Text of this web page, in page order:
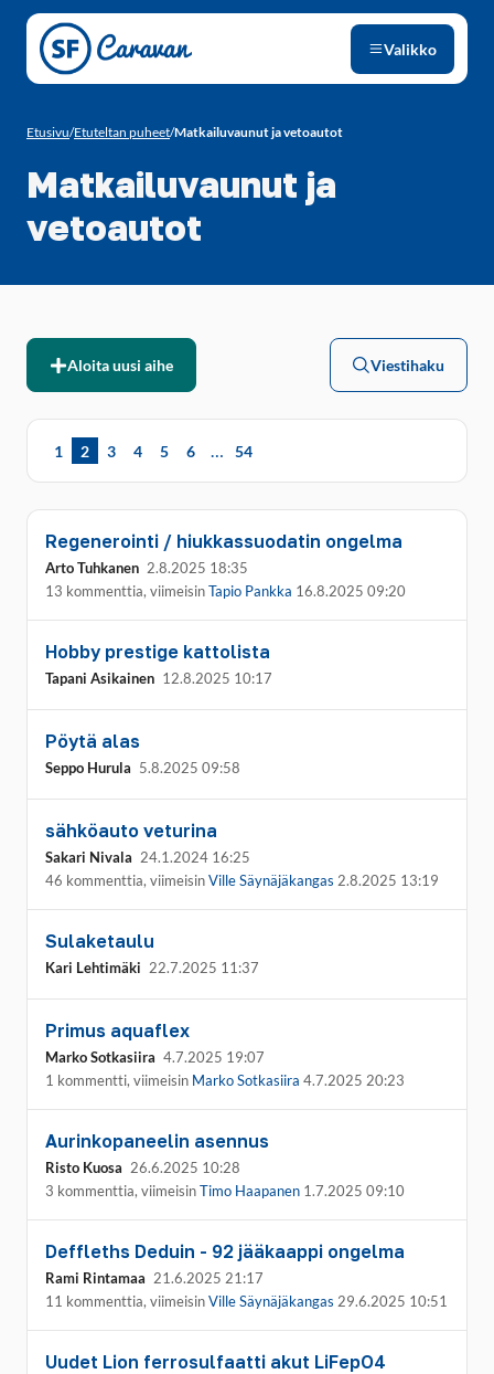
Siirry sivun sisältöön
Valikko
Etusivu/Etuteltan puheet/Matkailuvaunut ja vetoautot
Matkailuvaunut ja
vetoautot
Aloita uusi aihe Viestihaku
1 2 3 4 5 6 … 54
Regenerointi / hiukkassuodatin ongelma
Arto Tuhkanen 2.8.2025 18:35
13 kommenttia, viimeisinTapio Pankka 16.8.2025 09:20
Hobby prestige kattolista
Tapani Asikainen 12.8.2025 10:17
Pöytä alas
Seppo Hurula 5.8.2025 09:58
sähköauto veturina
Sakari Nivala 24.1.2024 16:25
46 kommenttia, viimeisinVille Säynäjäkangas 2.8.2025 13:19
Sulaketaulu
Kari Lehtimäki 22.7.2025 11:37
Primus aquaflex
Marko Sotkasiira 4.7.2025 19:07
1 kommentti, viimeisin Marko Sotkasiira 4.7.2025 20:23
Aurinkopaneelin asennus
Risto Kuosa 26.6.2025 10:28
3 kommenttia, viimeisinTimo Haapanen 1.7.2025 09:10
Deffleths Deduin - 92 jääkaappi ongelma
Rami Rintamaa 21.6.2025 21:17
11 kommenttia, viimeisinVille Säynäjäkangas 29.6.2025 10:51
Uudet Lion ferrosulfaatti akut LiFepO4